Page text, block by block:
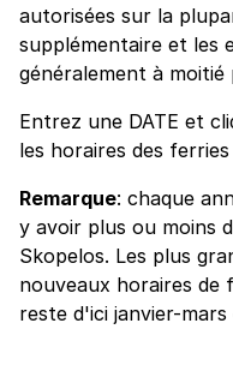
autorisées sur la
supplémentaire et les
généralement à moitié
Entrez une DATE et
les horaires des
Remarque: chaque
y avoir plus ou moins
Skopelos. Les plus
nouveaux horaires de
reste d'ici janvier-mars